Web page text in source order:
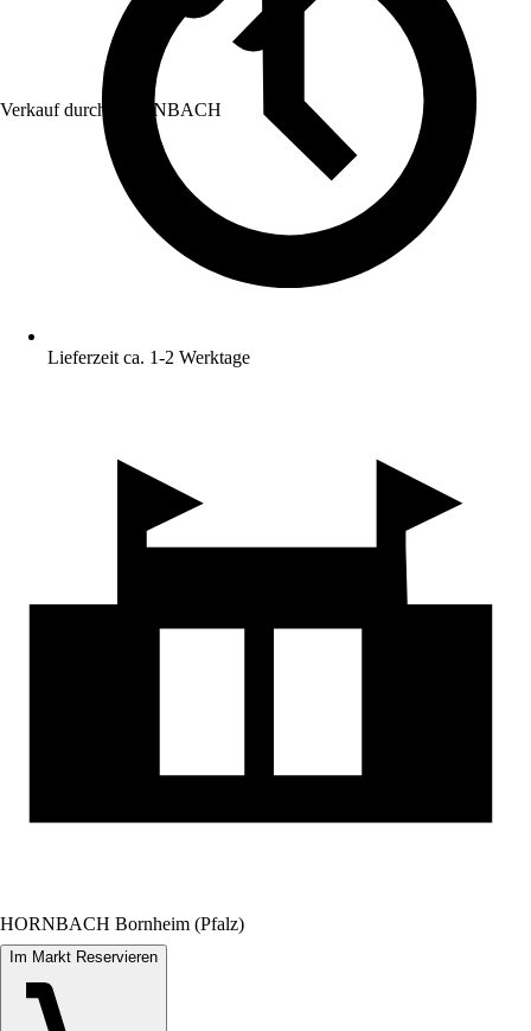
Verkauf durch: HORNBACH
Lieferzeit ca. 1-2 Werktage
HORNBACH Bornheim (Pfalz)
Im Markt Reservieren